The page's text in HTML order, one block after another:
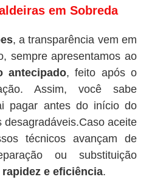
em Sobreda
, a transparência vem em
sempre apresentamos ao
antecipado, feito após o
Assim, você sabe
pagar antes do início do
aceite
técnicos avançam de
ou substituição
rapidez e eficiência.